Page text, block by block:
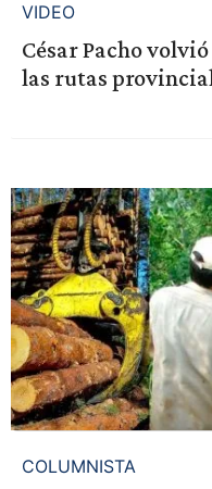
VIDEO
César Pacho
las rutas
COLUMNISTA